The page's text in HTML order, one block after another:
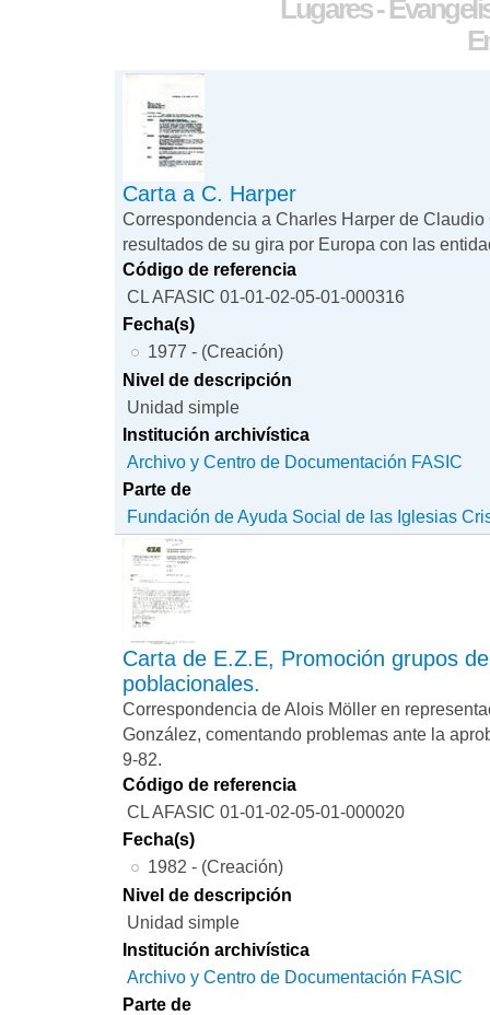
Lugares -
Carta a C. Harper
Correspondencia a Charles Harper de
resultados de su gira por Europa con las
Código de referencia
CL AFASIC 01-01-02-05-01-000316
Fecha(s)
1977 - (Creación)
Nivel de descripción
Unidad simple
Institución archivística
Archivo y Centro de Documentación FASIC
Parte de
Fundación de Ayuda Social de las Iglesias
Carta de E.Z.E, Promoción grupos
poblacionales.
Correspondencia de Alois Möller en
González, comentando problemas ante la
9-82.
Código de referencia
CL AFASIC 01-01-02-05-01-000020
Fecha(s)
1982 - (Creación)
Nivel de descripción
Unidad simple
Institución archivística
Archivo y Centro de Documentación FASIC
Parte de